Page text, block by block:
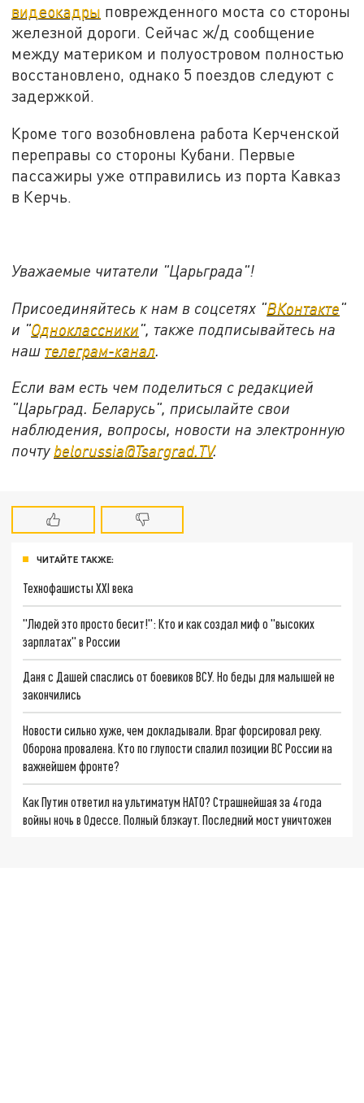
видеокадры поврежденного моста со стороны
железной дороги. Сейчас ж/д сообщение
между материком и полуостровом полностью
восстановлено, однако 5 поездов следуют с
задержкой.
Кроме того возобновлена работа Керченской
переправы со стороны Кубани. Первые
пассажиры уже отправились из порта Кавказ
в Керчь.
Уважаемые читатели "Царьграда"!
Присоединяйтесь к нам в соцсетях "ВКонтакте"
и "Одноклассники", также подписывайтесь на
наш телеграм-канал.
Если вам есть чем поделиться с редакцией
"Царьград. Беларусь", присылайте свои
наблюдения, вопросы, новости на электронную
почту belorussia@Tsargrad.TV.
ЧИТАЙТЕ ТАКЖЕ:
Технофашисты XXI века
"Людей это просто бесит!": Кто и как создал миф о "высоких
зарплатах" в России
Даня с Дашей спаслись от боевиков ВСУ. Но беды для малышей не
закончились
Новости сильно хуже, чем докладывали. Враг форсировал реку.
Оборона провалена. Кто по глупости спалил позиции ВС России на
важнейшем фронте?
Как Путин ответил на ультиматум НАТО? Страшнейшая за 4 года
войны ночь в Одессе. Полный блэкаут. Последний мост уничтожен